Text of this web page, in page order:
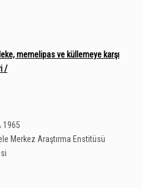
memelipas ve küllemeye karşı
/
1965
Merkez Araştırma Enstitüsü